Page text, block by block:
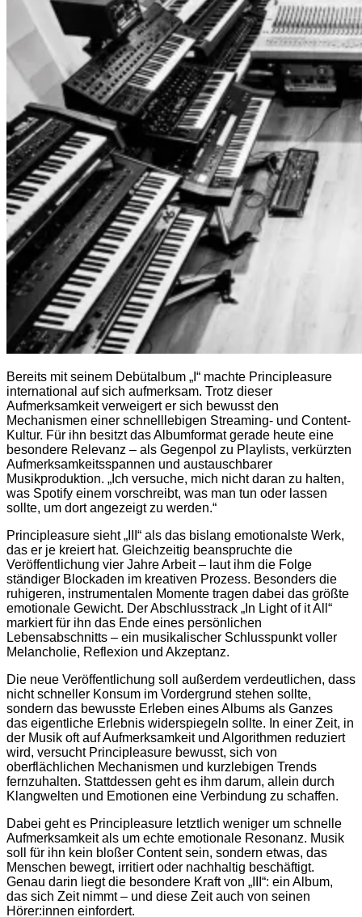
Bereits mit seinem Debütalbum „I“ machte Principleasure
international auf sich aufmerksam. Trotz dieser
Aufmerksamkeit verweigert er sich bewusst den
Mechanismen einer schnelllebigen Streaming- und Content-
Kultur. Für ihn besitzt das Albumformat gerade heute eine
besondere Relevanz – als Gegenpol zu Playlists, verkürzten
Aufmerksamkeitsspannen und austauschbarer
Musikproduktion. „Ich versuche, mich nicht daran zu halten,
was Spotify einem vorschreibt, was man tun oder lassen
sollte, um dort angezeigt zu werden.“
Principleasure sieht „III“ als das bislang emotionalste Werk,
das er je kreiert hat. Gleichzeitig beanspruchte die
Veröffentlichung vier Jahre Arbeit – laut ihm die Folge
ständiger Blockaden im kreativen Prozess. Besonders die
ruhigeren, instrumentalen Momente tragen dabei das größte
emotionale Gewicht. Der Abschlusstrack „In Light of it All“
markiert für ihn das Ende eines persönlichen
Lebensabschnitts – ein musikalischer Schlusspunkt voller
Melancholie, Reflexion und Akzeptanz.
Die neue Veröffentlichung soll außerdem verdeutlichen, dass
nicht schneller Konsum im Vordergrund stehen sollte,
sondern das bewusste Erleben eines Albums als Ganzes
das eigentliche Erlebnis widerspiegeln sollte. In einer Zeit, in
der Musik oft auf Aufmerksamkeit und Algorithmen reduziert
wird, versucht Principleasure bewusst, sich von
oberflächlichen Mechanismen und kurzlebigen Trends
fernzuhalten. Stattdessen geht es ihm darum, allein durch
Klangwelten und Emotionen eine Verbindung zu schaffen.
Dabei geht es Principleasure letztlich weniger um schnelle
Aufmerksamkeit als um echte emotionale Resonanz. Musik
soll für ihn kein bloßer Content sein, sondern etwas, das
Menschen bewegt, irritiert oder nachhaltig beschäftigt.
Genau darin liegt die besondere Kraft von „III“: ein Album,
das sich Zeit nimmt – und diese Zeit auch von seinen
Hörer:innen einfordert.